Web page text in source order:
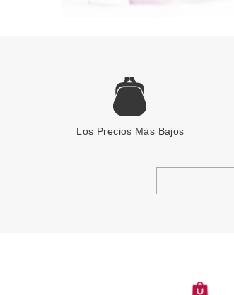
Los Precios Más Bajos